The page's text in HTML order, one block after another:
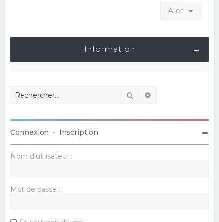
Aller
Information
Rechercher
Connexion • Inscription
Nom d’utilisateur :
Mot de passe :